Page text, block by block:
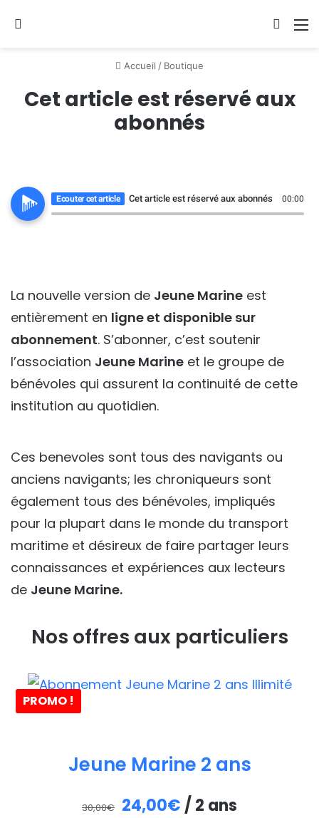
Accueil / Boutique
Cet article est réservé aux
abonnés
Ecouter cet article Cet article est réservé aux abonnés 00:00
La nouvelle version de Jeune Marine est
entièrement en ligne et disponible sur
abonnement. S’abonner, c’est soutenir
l’association Jeune Marine et le groupe de
bénévoles qui assurent la continuité de cette
institution au quotidien.
Ces benevoles sont tous des navigants ou
anciens navigants; les chroniqueurs sont
également tous des bénévoles, impliqués
pour la plupart dans le monde du transport
maritime et désireux de faire partager leurs
connaissances et expériences aux lecteurs
de Jeune Marine.
Nos offres aux particuliers
PROMO !
Jeune Marine 2 ans
30,00€ Le
24,00€ Le
/ 2 ans